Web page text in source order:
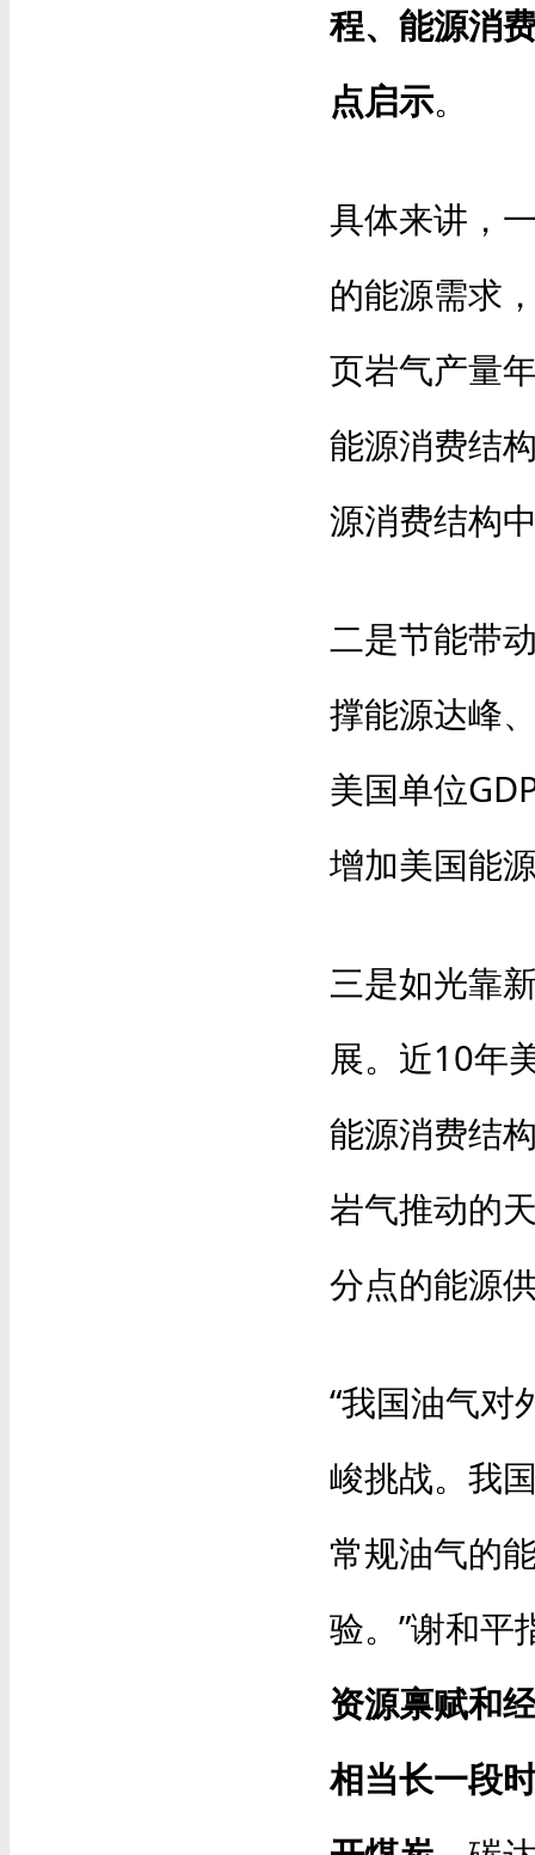
程、能源消
点启示。
具体来讲，
的能源需求
页岩气产量
能源消费结
源消费结构
二是节能带
撑能源达峰
美国单位
增加美国能
三是如光靠
展。近10年
能源消费结
岩气推动的
分点的能源
“我国油气对
峻挑战。我
常规油气的
验。”谢和平
资源禀赋和
相当长一段